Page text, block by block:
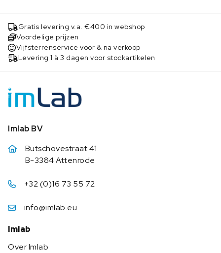
Gratis levering v.a. €400 in webshop
Voordelige prijzen
Vijfsterrenservice voor & na verkoop
Levering 1 à 3 dagen voor stockartikelen
Imlab BV
Butschovestraat 41
B-3384 Attenrode
+32 (0)16 73 55 72
info@imlab.eu
Imlab
Over Imlab